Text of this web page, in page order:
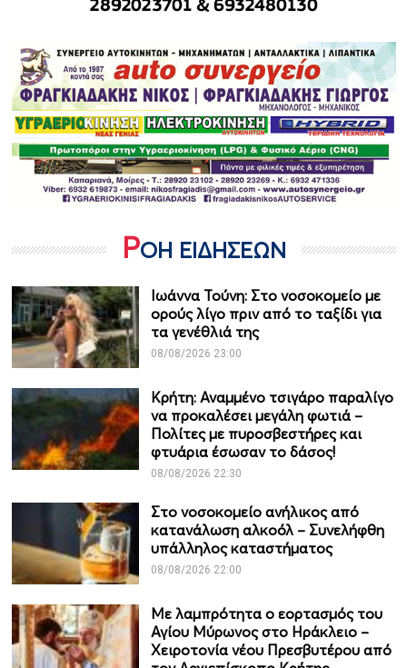
ΡΟΗ ΕΙΔΗΣΕΩΝ
Ιωάννα Τούνη: Στο νοσοκομείο με
ορούς λίγο πριν από το ταξίδι για
τα γενέθλιά της
08/08/2026 23:00
Κρήτη: Αναμμένο τσιγάρο παραλίγο
να προκαλέσει μεγάλη φωτιά –
Πολίτες με πυροσβεστήρες και
φτυάρια έσωσαν το δάσος!
08/08/2026 22:30
Στο νοσοκομείο ανήλικος από
κατανάλωση αλκοόλ – Συνελήφθη
υπάλληλος καταστήματος
08/08/2026 22:00
Με λαμπρότητα ο εορτασμός του
Αγίου Μύρωνος στο Ηράκλειο –
Χειροτονία νέου Πρεσβυτέρου από